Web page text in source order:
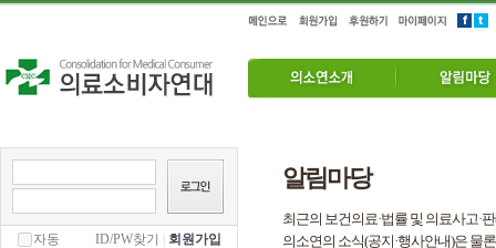
자동 ID/PW찾기 회원가입
알림마당
최근의 보건의료·법률 및 의료사고·
의소연의 소식(공지·행사안내)은 물